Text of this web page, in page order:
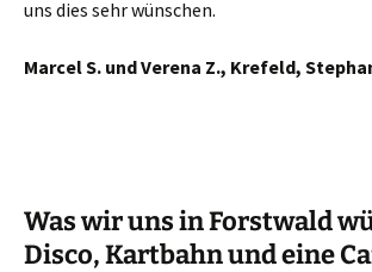
uns dies sehr wünschen.
Marcel S. und Verena Z., Krefeld,
Was wir uns in Forstwald
Disco, Kartbahn und eine